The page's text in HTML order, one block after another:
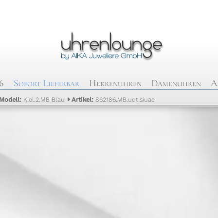
Sofort Lieferbar Herrenuhren Damenuhren
Kiel.2.MB Blau Artikel: 862186.MB.uqt.siuae